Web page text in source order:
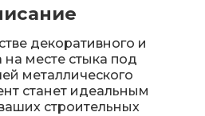
декоративного и
месте стыка под
металлического
станет идеальным
строительных